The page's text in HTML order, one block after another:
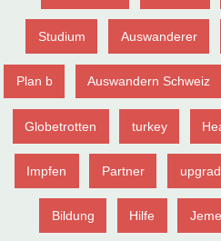
Studium Auswanderer
Plan b Auswandern Schweiz
Globetrotten turkey
Impfen Partner
Bildung Hilfe